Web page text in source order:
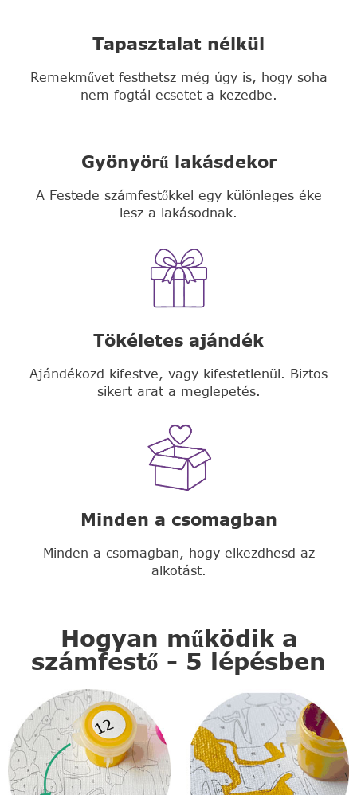
Tapasztalat nélkül
Remekművet festhetsz még úgy is, hogy soha
nem fogtál ecsetet a kezedbe.
Gyönyörű lakásdekor
A Festede számfestőkkel egy különleges éke
lesz a lakásodnak.
Tökéletes ajándék
Ajándékozd kifestve, vagy kifestetlenül. Biztos
sikert arat a meglepetés.
Minden a csomagban
Minden a csomagban, hogy elkezdhesd az
alkotást.
Hogyan működik a
számfestő - 5 lépésben